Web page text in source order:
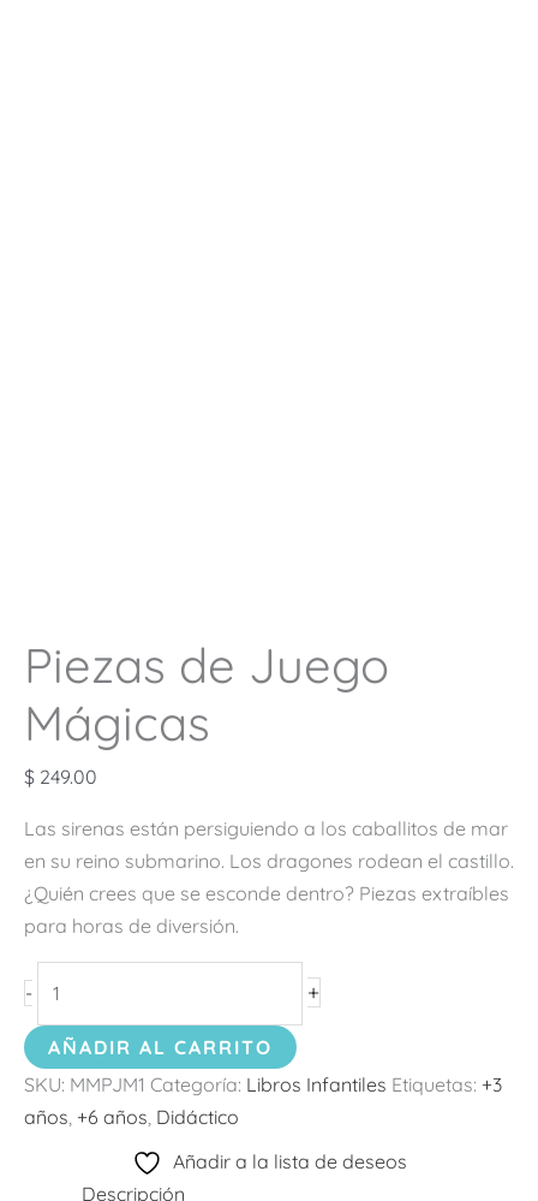
Piezas de Juego
Mágicas
$ 249.00
Las sirenas están persiguiendo a los caballitos de mar
en su reino submarino. Los dragones rodean el castillo.
¿Quién crees que se esconde dentro? Piezas extraíbles
para horas de diversión.
- +
AÑADIR AL CARRITO
SKU: MMPJM1 Categoría: Libros Infantiles Etiquetas: +3
años +6 años Didáctico
Añadir a la lista de deseos
Descripción